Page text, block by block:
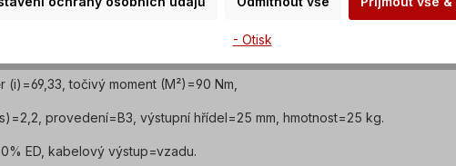
a olejotěsným motorem
podle VDE 0530), frekvence=50/ 60 Hertzů.
točivý moment (M²)=90 Nm,
provedení=B3, výstupní hřídel=25 mm, hmotnost=25 kg.
ED, kabelový výstup=vzadu.
- Otisk